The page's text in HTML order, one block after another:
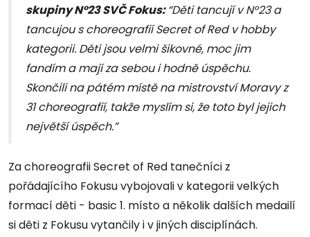
skupiny N°23 SVČ Fokus:“Děti tancují v N°23 a
tancujou s choreografií Secret of Red v hobby
kategorii. Děti jsou velmi šikovné, moc jim
fandím a mají za sebou i hodně úspěchu.
Skončili na pátém místě na mistrovství Moravy z
31 choreografií, takže myslím si, že toto byl jejich
největší úspěch.”
Za choreografii Secret of Red tanečníci z
pořádajícího Fokusu vybojovali v kategorii velkých
formací děti - basic 1. místo a několik dalších medailí
si děti z Fokusu vytančily i v jiných disciplínách.